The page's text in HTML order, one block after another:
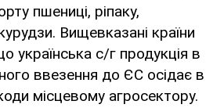
пшениці, ріпаку,
Вищевказані країни
українська с/г продукція в
ввезення до ЄС осідає в
місцевому агросектору.